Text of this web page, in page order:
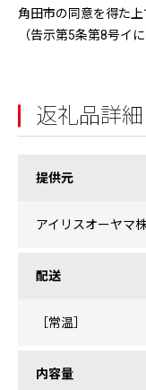
角田市の同意を得た上
（告示第5条第8号イに
返礼品詳細
提供元
アイリスオーヤマ
配送
［常温］
内容量